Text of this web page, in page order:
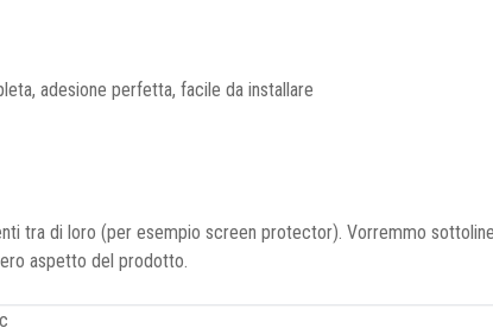
adesione perfetta, facile da installare
tra di loro (per esempio screen protector). Vorremmo
aspetto del prodotto.